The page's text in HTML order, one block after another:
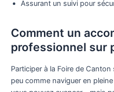
Assurant un suivi pour
Comment un
professionnel sur
Participer à la Foire de
peu comme naviguer en